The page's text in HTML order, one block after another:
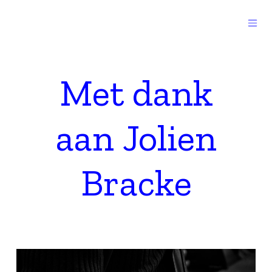
Met dank
aan Jolien
Bracke